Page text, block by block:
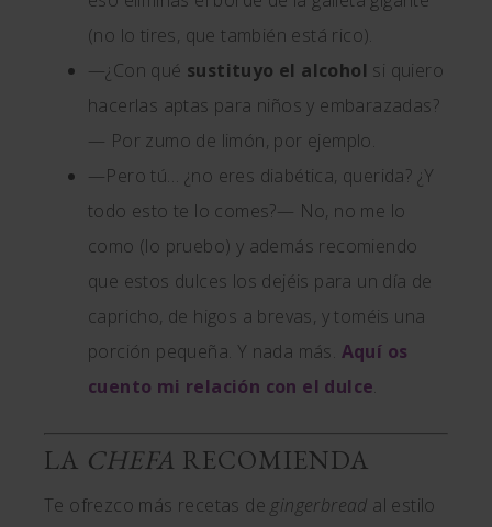
(no lo tires, que también está rico).
—¿Con qué sustituyo el alcohol si quiero
hacerlas aptas para niños y embarazadas?
— Por zumo de limón, por ejemplo.
—Pero tú… ¿no eres diabética, querida? ¿Y
todo esto te lo comes?— No, no me lo
como (lo pruebo) y además recomiendo
que estos dulces los dejéis para un día de
capricho, de higos a brevas, y toméis una
porción pequeña. Y nada más. Aquí os
cuento mi relación con el dulce.
LA CHEFA RECOMIENDA
Te ofrezco más recetas de gingerbread al estilo